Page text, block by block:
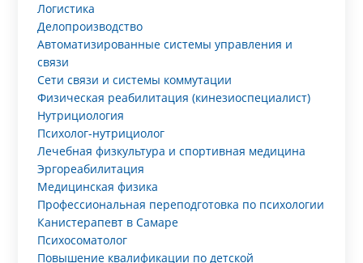
Логистика
Делопроизводство
Автоматизированные системы управления и
связи
Сети связи и системы коммутации
Физическая реабилитация (кинезиоспециалист)
Нутрициология
Психолог-нутрициолог
Лечебная физкультура и спортивная медицина
Эргореабилитация
Медицинская физика
Профессиональная переподготовка по психологии
Канистерапевт в Самаре
Психосоматолог
Повышение квалификации по детской